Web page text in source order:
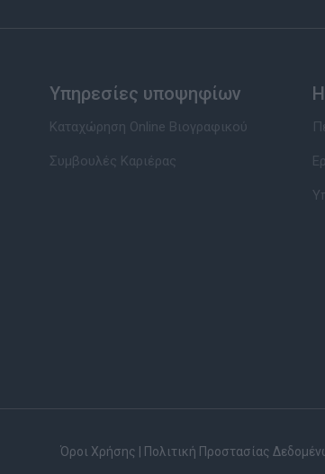
Υπηρεσίες υποψηφίων
Καταχώρηση Online Βιογραφικού
Συμβουλές Καριέρας
Όροι Χρήσης Πολιτική Προστασίας